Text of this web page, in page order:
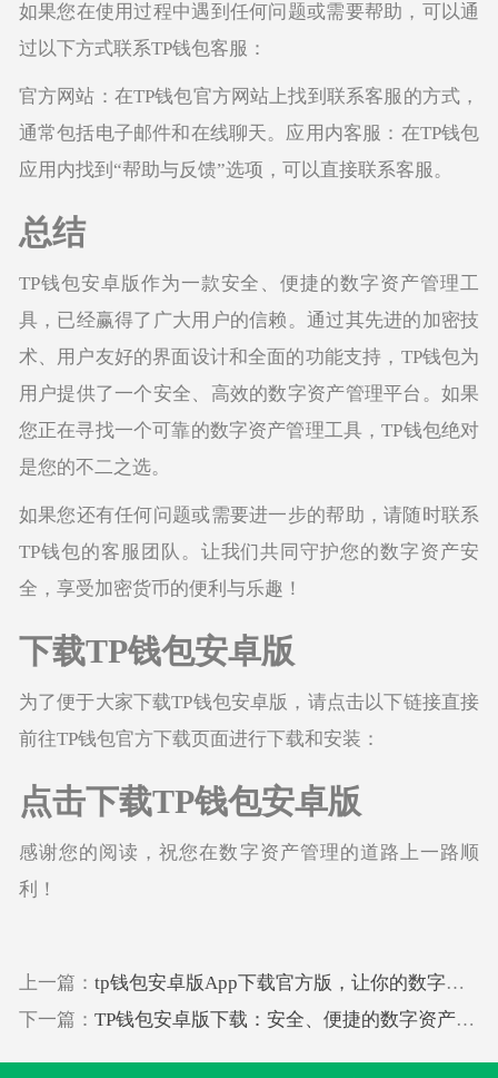
如果您在使用过程中遇到任何问题或需要帮助，可以通
过以下方式联系TP钱包客服：
官方网站：在TP钱包官方网站上找到联系客服的方式，
通常包括电子邮件和在线聊天。应用内客服：在TP钱包
应用内找到“帮助与反馈”选项，可以直接联系客服。
总结
TP钱包安卓版作为一款安全、便捷的数字资产管理工
具，已经赢得了广大用户的信赖。通过其先进的加密技
术、用户友好的界面设计和全面的功能支持，TP钱包为
用户提供了一个安全、高效的数字资产管理平台。如果
您正在寻找一个可靠的数字资产管理工具，TP钱包绝对
是您的不二之选。
如果您还有任何问题或需要进一步的帮助，请随时联系
TP钱包的客服团队。让我们共同守护您的数字资产安
全，享受加密货币的便利与乐趣！
下载TP钱包安卓版
为了便于大家下载TP钱包安卓版，请点击以下链接直接
前往TP钱包官方下载页面进行下载和安装：
点击下载TP钱包安卓版
感谢您的阅读，祝您在数字资产管理的道路上一路顺
利！
上一篇： tp钱包安卓版App下载官方版，让你的数字资产管理更简单
下一篇： TP钱包安卓版下载：安全、便捷的数字资产管理工具